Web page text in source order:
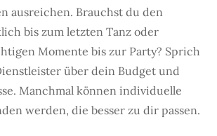
ausreichen. Brauchst du den
bis zum letzten Tanz oder
Momente bis zur Party? Sprich
über dein Budget und
Manchmal können individuelle
werden, die besser zu dir passen.